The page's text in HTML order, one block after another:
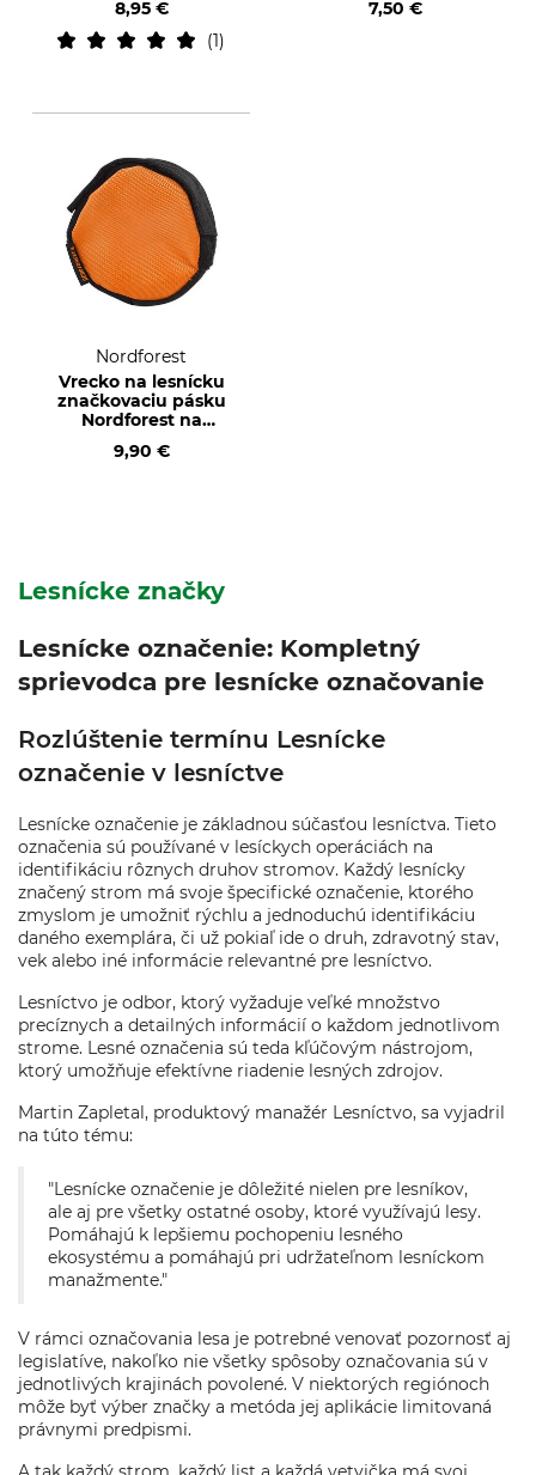
8,95 €
1
7,50 €
Nordforest
Vrecko na lesnícku
značkovaciu pásku
Nordforest na
9,90 €
Lesnícke značky
Lesnícke označenie: Kompletný
sprievodca pre lesnícke označovanie
Rozlúštenie termínu Lesnícke
označenie v lesníctve
Lesnícke označenie je základnou súčasťou lesníctva. Tieto
označenia sú používané v lesíckych operáciách na
identifikáciu rôznych druhov stromov. Každý lesnícky
značený strom má svoje špecifické označenie, ktorého
zmyslom je umožniť rýchlu a jednoduchú identifikáciu
daného exemplára, či už pokiaľ ide o druh, zdravotný stav,
vek alebo iné informácie relevantné pre lesníctvo.
Lesníctvo je odbor, ktorý vyžaduje veľké množstvo
precíznych a detailných informácií o každom jednotlivom
strome. Lesné označenia sú teda kľúčovým nástrojom,
ktorý umožňuje efektívne riadenie lesných zdrojov.
Martin Zapletal, produktový manažér Lesníctvo, sa vyjadril
na túto tému:
"Lesnícke označenie je dôležité nielen pre lesníkov,
ale aj pre všetky ostatné osoby, ktoré využívajú lesy.
Pomáhajú k lepšiemu pochopeniu lesného
ekosystému a pomáhajú pri udržateľnom lesníckom
manažmente."
V rámci označovania lesa je potrebné venovať pozornosť aj
legislatíve, nakoľko nie všetky spôsoby označovania sú v
jednotlivých krajinách povolené. V niektorých regiónoch
môže byť výber značky a metóda jej aplikácie limitovaná
právnymi predpismi.